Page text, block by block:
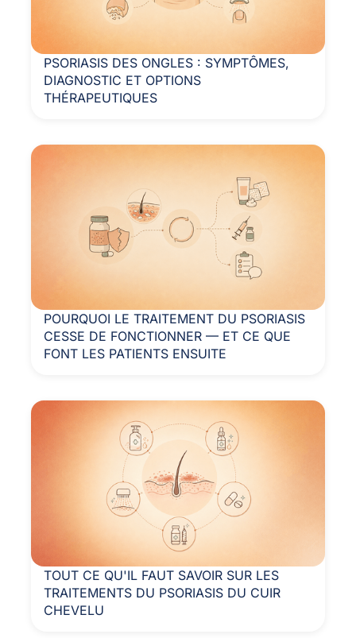
PSORIASIS DES ONGLES : SYMPTÔMES,
DIAGNOSTIC ET OPTIONS
THÉRAPEUTIQUES
POURQUOI LE TRAITEMENT DU PSORIASIS
CESSE DE FONCTIONNER — ET CE QUE
FONT LES PATIENTS ENSUITE
TOUT CE QU'IL FAUT SAVOIR SUR LES
TRAITEMENTS DU PSORIASIS DU CUIR
CHEVELU